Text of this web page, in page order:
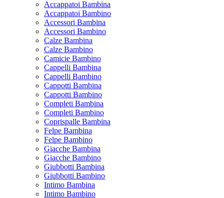
Accappatoi Bambina
Accappatoi Bambino
Accessori Bambina
Accessori Bambino
Calze Bambina
Calze Bambino
Camicie Bambino
Cappelli Bambina
Cappelli Bambino
Cappotti Bambina
Cappotti Bambino
Completi Bambina
Completi Bambino
Coprispalle Bambina
Felpe Bambina
Felpe Bambino
Giacche Bambina
Giacche Bambino
Giubbotti Bambina
Giubbotti Bambino
Intimo Bambina
Intimo Bambino